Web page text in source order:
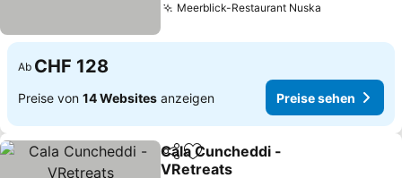
Meerblick-Restaurant Nuska
Ab CHF 128
Preise von 14 Websites anzeigen Preise sehen
TeilenZu Favoriten hinzufügen
Cala Cuncheddi -
VRetreats